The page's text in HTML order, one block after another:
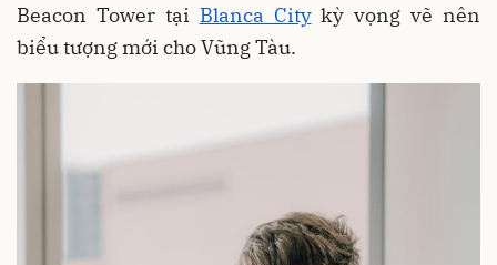
Beacon Tower tại Blanca Citykỳ vọng vẽ nên
biểu tượng mới cho Vũng Tàu.